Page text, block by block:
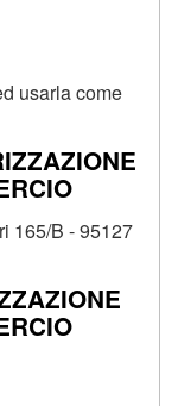
usarla come
165/B - 95127